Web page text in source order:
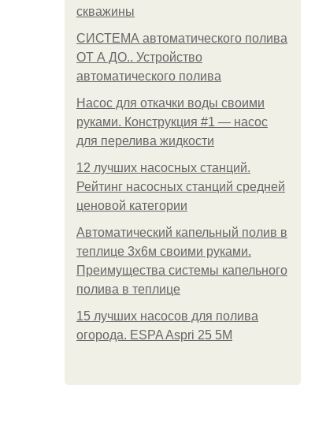
скважины
СИСТЕМА автоматического полива
ОТ А ДО.. Устройство
автоматического полива
Насос для откачки воды своими
руками. Конструкция #1 — насос
для перелива жидкости
12 лучших насосных станций.
Рейтинг насосных станций средней
ценовой категории
Автоматический капельный полив в
теплице 3х6м своими руками.
Преимущества системы капельного
полива в теплице
15 лучших насосов для полива
огорода. ESPA Aspri 25 5M